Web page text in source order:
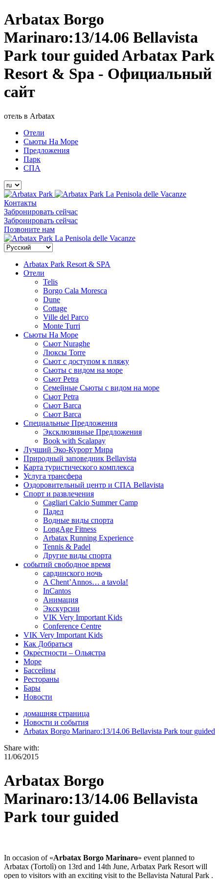
Arbatax Borgo
Marinaro:13/14.06 Bellavista
Park tour guided Arbatax Park
Resort & Spa - Официальный
сайт
отель в Arbatax
Отели
Сьюты На Море
Предложения
Парк
СПА
La Penisola delle Vacanze
Контакты
Забронировать сейчас
Забронировать сейчас
Позвоните нам
La Penisola delle Vacanze
Arbatax Park Resort & SPA
Отели
Telis
Borgo Cala Moresca
Dune
Cottage
Ville del Parco
Monte Turri
Сьюты На Море
Сьют Nuraghe
Люксы Torre
Сьют с доступом к пляжу
Сьюты с видом на море
Сьют Petra
Семейные Сьюты с видом на море
Сьют Petra
Сьют Barca
Сьют Barca
Специальные Предложения
Эксклюзивные Предложения
Book with Scalapay
Лучший Эко-Курорт Мира
Природный заповедник Bellavista
Карта туристического комплекса
Услуга трансфера
Оздоровительный центр и СПА Bellavista
Спорт и развлечения
Cagliari Calcio Summer Camp
Падел
Водные виды спорта
LongAge Fitness
Arbatax Running Experience
Tennis & Padel
Другие виды спорта
событий свободное время
сардинского ночь
A Chent’Annos… a tavola!
InCantos
Анимация
Экскурсии
VIK Very Important Kids
Conference Centre
VIK Very Important Kids
Как Добраться
Oкре́стности – Ольястра
Море
Бассейны
Рестораны
Бары
Новости
домашняя страница
Новости и события
Arbatax Borgo Marinaro:13/14.06 Bellavista Park tour guided
Share with:
11/06/2015
Arbatax Borgo
Marinaro:13/14.06 Bellavista
Park tour guided
In occasion of «Arbatax Borgo Marinaro» event planned to
Arbatax (Tortolì) on 13rd and 14th June, Arbatax Park Resort will
open to visitors with an exciting visit to the Bellavista Natural Park .